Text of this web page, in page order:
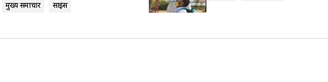
मुख्य समाचार
साइंस